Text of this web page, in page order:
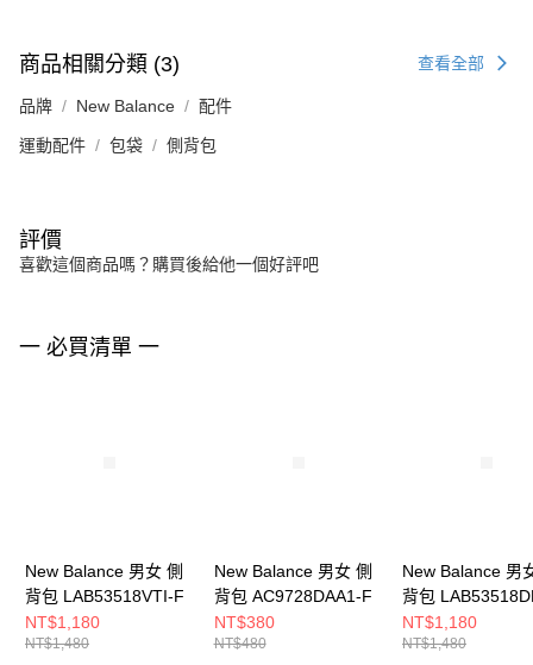
商品相關分類 (3) 查看全部
品牌 New Balance 配件
運動配件 包袋 側背包
評價
喜歡這個商品嗎？購買後給他一個好評吧
一 必買清單 一
New Balance 男女 側
背包 LAB53518VTI-F
NT$1,180
NT$1,480
New Balance 男女 側
背包 AC9728DAA1-F
NT$380
NT$480
New Balance 男
背包
NT$1,180
NT$1,480